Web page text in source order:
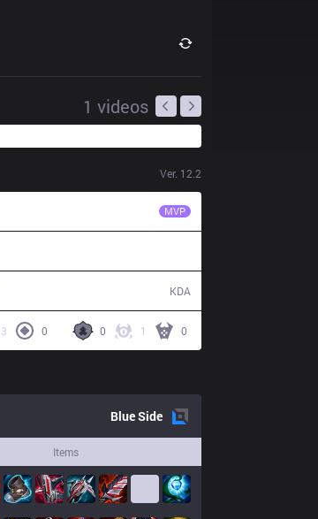
1 videos
Ver. 12.2
MVP
KDA
0 1 0
3 0
BlueSide
Items